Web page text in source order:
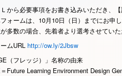
から必要事項をお書き込みいただき、【
ォームは、10月10日（日）までにお申し
多数の場合、先着者より選考させてい
ムURL http://ow.ly/2Jbsw
（フレッジ）」名称の由来
Future Learning Environment Design